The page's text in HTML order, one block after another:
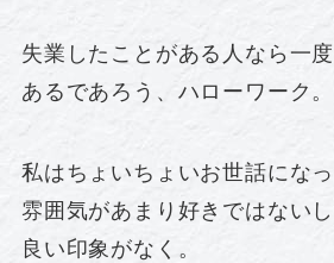
失業したことがある人なら一
あるであろう、ハローワーク。
私はちょいちょいお世話になっ
雰囲気があまり好きではない
良い印象がなく。